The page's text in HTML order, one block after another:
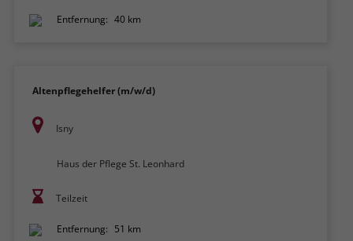
Entfernung: 40 km
Altenpflegehelfer (m/w/d)
Isny
Haus der Pflege St. Leonhard
Teilzeit
Entfernung: 51 km